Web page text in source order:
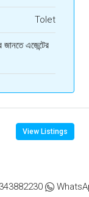
Tolet
জানতে এজেন্টের
View Listings